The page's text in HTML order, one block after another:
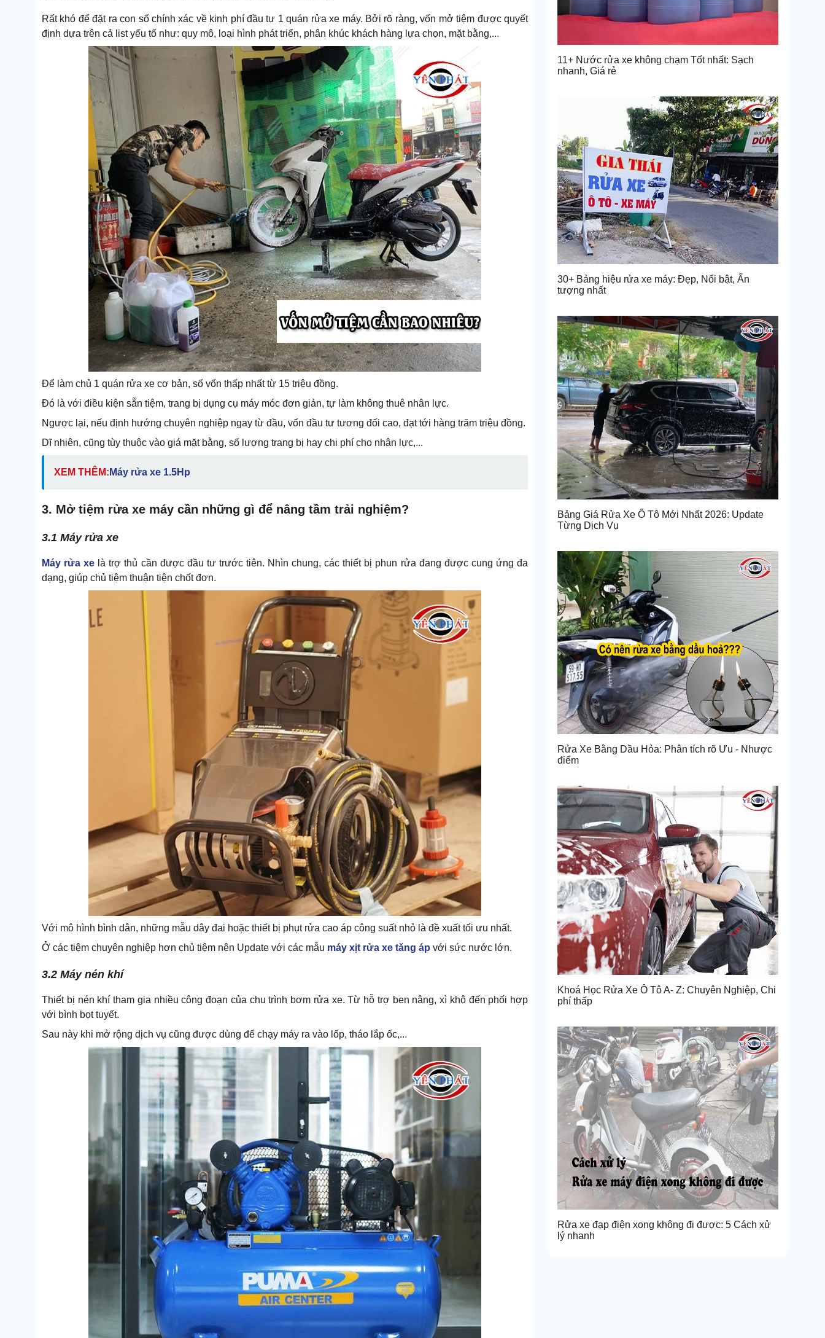
Rất khó để đặt ra con số chính xác về kinh phí đầu tư 1 quán rửa xe máy. Bởi rõ ràng, vốn mở tiệm được quyết
định dựa trên cả list yếu tố như: quy mô, loại hình phát triển, phân khúc khách hàng lựa chọn, mặt bằng,...
Để làm chủ 1 quán rửa xe cơ bản, số vốn thấp nhất từ 15 triệu đồng.
Đó là với điều kiện sẵn tiệm, trang bị dụng cụ máy móc đơn giản, tự làm không thuê nhân lực.
Ngược lại, nếu định hướng chuyên nghiệp ngay từ đầu, vốn đầu tư tương đối cao, đạt tới hàng trăm triệu đồng.
Dĩ nhiên, cũng tùy thuộc vào giá mặt bằng, số lượng trang bị hay chi phí cho nhân lực,...
XEM THÊM: Máy rửa xe 1.5Hp
3. Mở tiệm rửa xe máy cần những gì để nâng tầm trải nghiệm?
3.1 Máy rửa xe
Máy rửa xe là trợ thủ cần được đầu tư trước tiên. Nhìn chung, các thiết bị phun rửa đang được cung ứng đa
dạng, giúp chủ tiệm thuận tiện chốt đơn.
Với mô hình bình dân, những mẫu dây đai hoặc thiết bị phụt rửa cao áp công suất nhỏ là đề xuất tối ưu nhất.
Ở các tiệm chuyên nghiệp hơn chủ tiệm nên Update với các mẫu máy xịt rửa xe tăng áp với sức nước lớn.
3.2 Máy nén khí
Thiết bị nén khí tham gia nhiều công đoạn của chu trình bơm rửa xe. Từ hỗ trợ ben nâng, xì khô đến phối hợp
với bình bọt tuyết.
Sau này khi mở rộng dịch vụ cũng được dùng để chạy máy ra vào lốp, tháo lắp ốc,...
11+ Nước rửa xe không chạm Tốt nhất: Sạch
nhanh, Giá rẻ
30+ Bảng hiệu rửa xe máy: Đẹp, Nổi bật, Ấn
tượng nhất
Bảng Giá Rửa Xe Ô Tô Mới Nhất 2026: Update
Từng Dịch Vụ
Rửa Xe Bằng Dầu Hỏa: Phân tích rõ Ưu - Nhược
điểm
Khoá Học Rửa Xe Ô Tô A- Z: Chuyên Nghiệp, Chi
phí thấp
Rửa xe đạp điện xong không đi được: 5 Cách xử
lý nhanh